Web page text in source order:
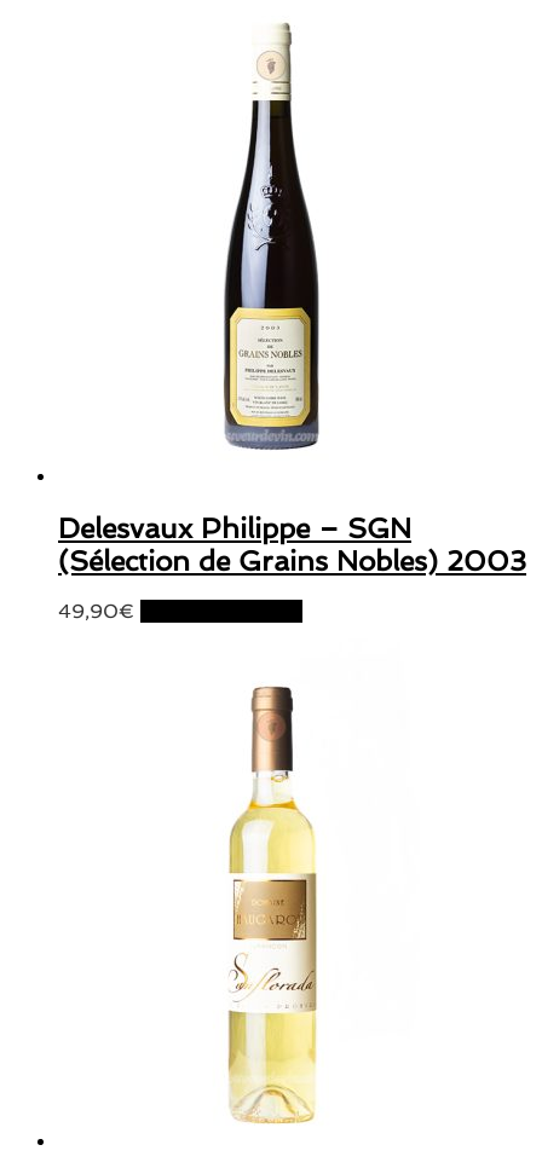
Delesvaux Philippe – SGN
(Sélection de Grains Nobles) 2003
49,90€